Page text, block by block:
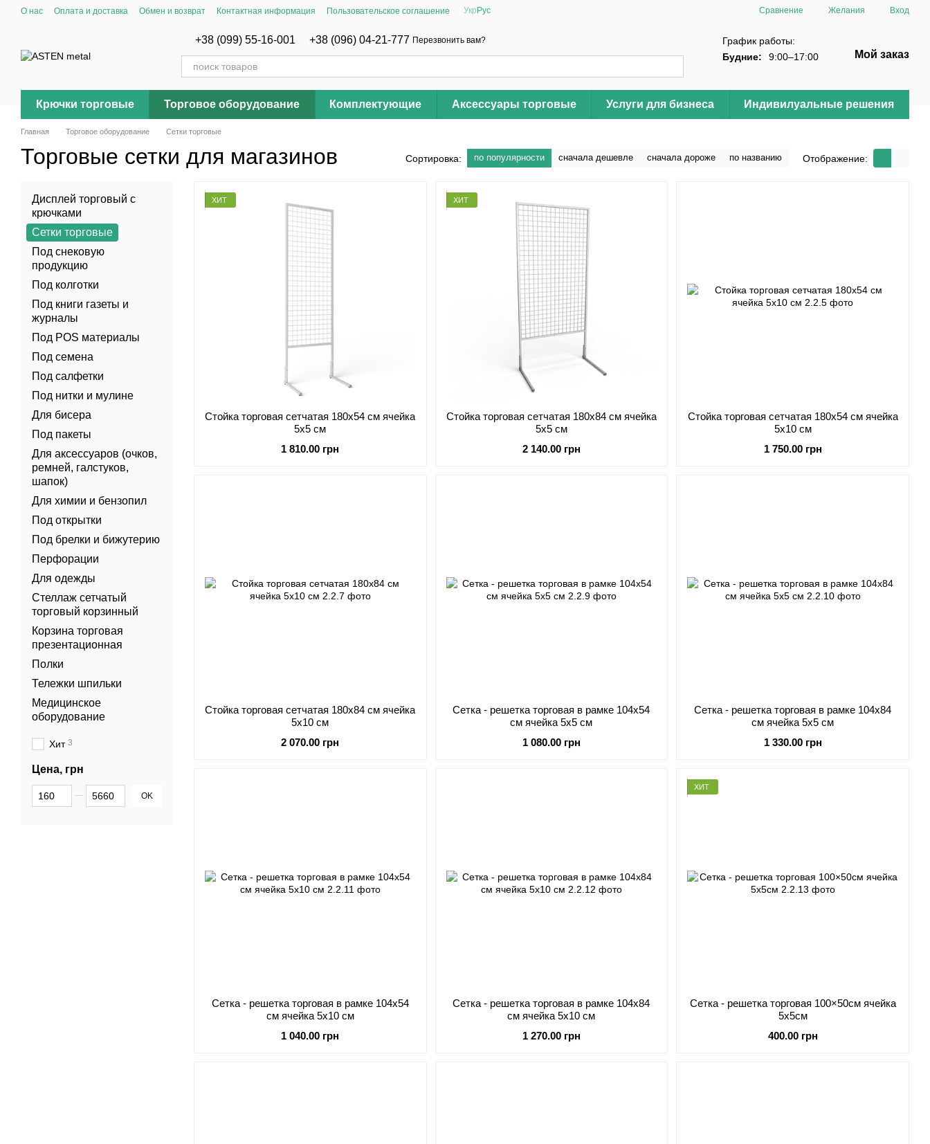
Перейти к основному контенту
О нас Оплата и доставка Обмен и возврат Контактная информация Пользовательское соглашение Укр Рус Сравнение Желания Вход
+38 (099) 55-16-001 +38 (096) 04-21-777 Перезвонить вам?
График работы:
Будние:
9:00–17:00 Мой заказ
Крючки торговые Торговое оборудование Комплектующие Аксессуары торговые Услуги для бизнеса Индивилуальные решения
Главная Торговое оборудование Сетки торговые
Торговые сетки для магазинов Сортировка: по популярности сначала дешевле сначала дороже по названию Отображение:
ХИТ
Стойка торговая сетчатая 180х54 см ячейка
5х5 см
1 810.00 грн
ХИТ
Стойка торговая сетчатая 180х84 см ячейка
5х5 см
2 140.00 грн
Стойка торговая сетчатая 180х54 см ячейка
5х10 см
1 750.00 грн
Стойка торговая сетчатая 180х84 см ячейка
5х10 см
2 070.00 грн
Сетка - решетка торговая в рамке 104х54
см ячейка 5х5 см
1 080.00 грн
Сетка - решетка торговая в рамке 104х84
см ячейка 5х5 см
1 330.00 грн
Сетка - решетка торговая в рамке 104х54
см ячейка 5х10 см
1 040.00 грн
Сетка - решетка торговая в рамке 104х84
см ячейка 5х10 см
1 270.00 грн
ХИТ
Сетка - решетка торговая 100×50см ячейка
5х5см
400.00 грн
Дисплей торговый с
крючками
Сетки торговые
Под снековую
продукцию
Под колготки
Под книги газеты и
журналы
Под POS материалы
Под семена
Под салфетки
Под нитки и мулине
Для бисера
Под пакеты
Для аксессуаров (очков,
ремней, галстуков,
шапок)
Для химии и бензопил
Под открытки
Под брелки и бижутерию
Перфорации
Для одежды
Стеллаж сетчатый
торговый корзинный
Корзина торговая
презентационная
Полки
Тележки шпильки
Медицинское
оборудование
Хит 3
Цена, грн
От Цена, грн
До Цена, грн OK